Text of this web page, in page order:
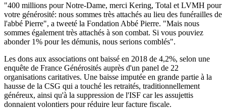
"400 millions pour Notre-Dame, merci Kering, Total et LVMH pour
votre générosité: nous sommes très attachés au lieu des funérailles de
l'abbé Pierre", a tweeté la Fondation Abbé Pierre. "Mais nous
sommes également très attachés à son combat. Si vous pouviez
abonder 1% pour les démunis, nous serions comblés".
Les dons aux associations ont baissé en 2018 de 4,2%, selon une
enquête de France Générosités auprès d'un panel de 22
organisations caritatives. Une baisse imputée en grande partie à la
hausse de la CSG qui a touché les retraités, traditionnellement
généreux, ainsi qu'à la suppression de l'ISF car les assujettis
donnaient volontiers pour réduire leur facture fiscale.